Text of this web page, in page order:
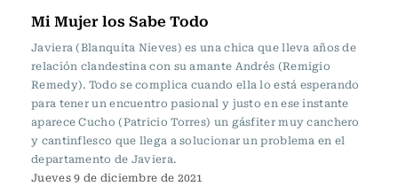
Mi Mujer los Sabe Todo
Javiera (Blanquita Nieves) es una chica que lleva años de
relación clandestina con su amante Andrés (Remigio
Remedy). Todo se complica cuando ella lo está esperando
para tener un encuentro pasional y justo en ese instante
aparece Cucho (Patricio Torres) un gásfiter muy canchero
y cantinflesco que llega a solucionar un problema en el
departamento de Javiera.
Jueves 9 de diciembre de 2021